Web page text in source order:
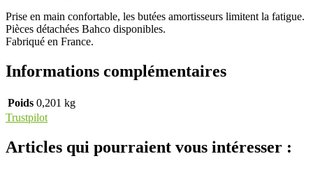
Prise en main confortable, les butées amortisseurs limitent la fatigue.
Pièces détachées Bahco disponibles.
Fabriqué en France.
Informations complémentaires
Poids 0,201 kg
Trustpilot
Articles qui pourraient vous intéresser :